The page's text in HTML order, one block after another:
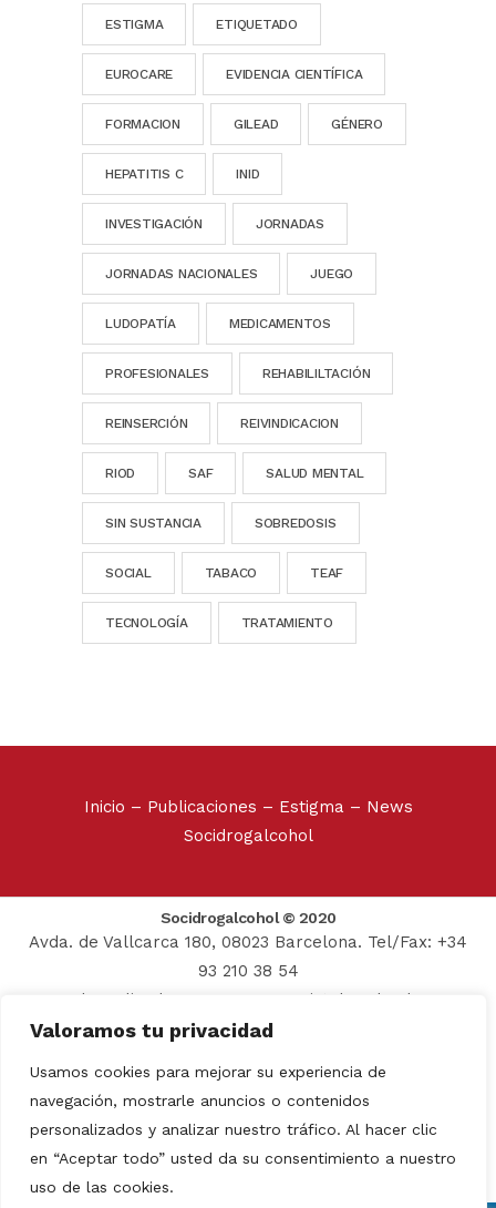
Valoramos tu privacidad
Usamos cookies para mejorar su experiencia de
navegación, mostrarle anuncios o contenidos
personalizados y analizar nuestro tráfico. Al hacer clic
en “Aceptar todo” usted da su consentimiento a nuestro
uso de las cookies.
ESTIGMA ETIQUETADO
EUROCARE EVIDENCIA CIENTÍFICA
FORMACION GILEAD GÉNERO
HEPATITIS C INID
INVESTIGACIÓN JORNADAS
JORNADAS NACIONALES JUEGO
LUDOPATÍA MEDICAMENTOS
PROFESIONALES REHABILILTACIÓN
REINSERCIÓN REIVINDICACION
RIOD SAF SALUD MENTAL
SIN SUSTANCIA SOBREDOSIS
SOCIAL TABACO TEAF
TECNOLOGÍA TRATAMIENTO
Inicio – Publicaciones – Estigma – News
Socidrogalcohol
Socidrogalcohol © 2020
Avda. de Vallcarca 180, 08023 Barcelona. Tel/Fax: +34
93 210 38 54
Web realizada por:
Grupo Prosistel Technology
Consulting
Aviso Legal–
Política de privacidad